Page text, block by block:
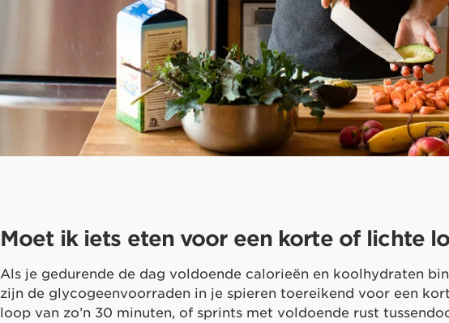
Moet ik iets eten voor een korte of lichte
Als je gedurende de dag voldoende calorieën en koolhydraten
zijn de glycogeenvoorraden in je spieren toereikend voor een
loop van zo’n 30 minuten, of sprints met voldoende rust